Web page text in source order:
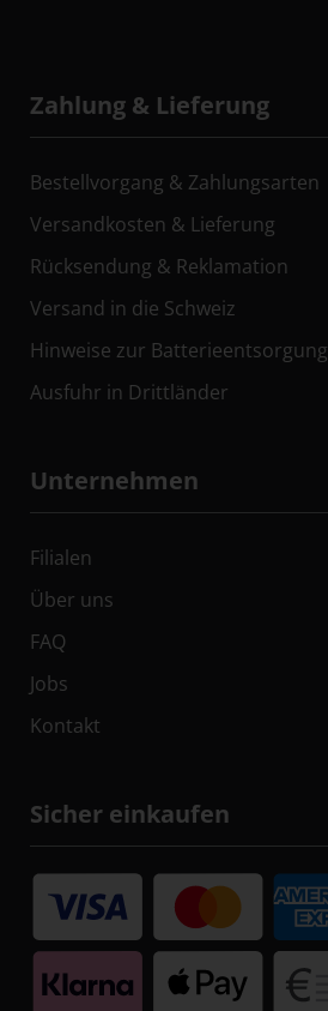
Zahlung & Lieferung
Bestellvorgang & Zahlungsarten
Versandkosten & Lieferung
Rücksendung & Reklamation
Versand in die Schweiz
Hinweise zur Batterieentsorgung
Ausfuhr in Drittländer
Unternehmen
Filialen
Über uns
FAQ
Jobs
Kontakt
Sicher einkaufen